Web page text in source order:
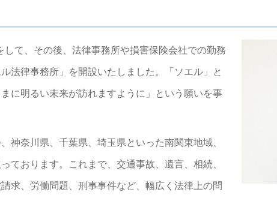
て、その後、法律事務所や損害保険会社での勤務
法律事務所」を開設いたしました。「ソエル」と
に明るい未来が訪れますように」という願いを事
神奈川県、千葉県、埼玉県といった南関東地域、
ております。これまで、交通事故、遺言、相続、
求、労働問題、刑事事件など、幅広く法律上の問